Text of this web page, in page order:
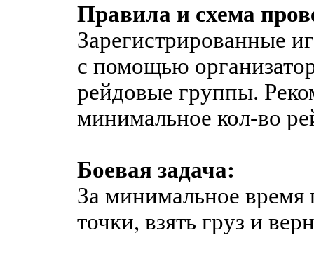
Правила и схема
Зарегистрированные
с помощью
рейдовые группы.
минимальное кол-во
Боевая задача:
За минимальное время
точки, взять груз и